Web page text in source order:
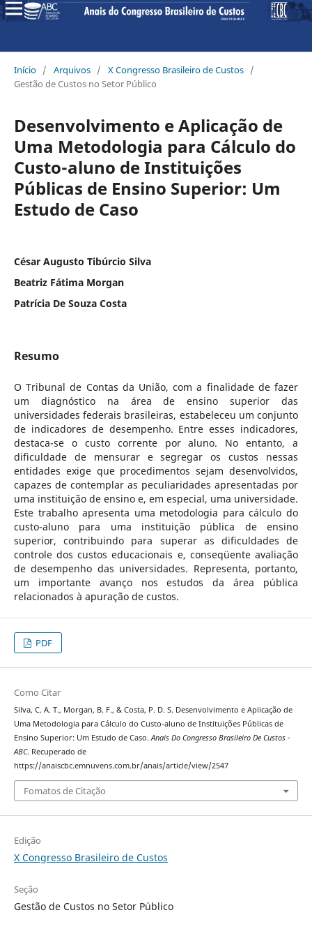
Início / Arquivos / X Congresso Brasileiro de Custos /
Gestão de Custos no Setor Público
Desenvolvimento e Aplicação de
Uma Metodologia para Cálculo do
Custo-aluno de Instituições
Públicas de Ensino Superior: Um
Estudo de Caso
César Augusto Tibúrcio Silva
Beatriz Fátima Morgan
Patrícia De Souza Costa
Resumo
O Tribunal de Contas da União, com a finalidade de fazer
um diagnóstico na área de ensino superior das
universidades federais brasileiras, estabeleceu um conjunto
de indicadores de desempenho. Entre esses indicadores,
destaca-se o custo corrente por aluno. No entanto, a
dificuldade de mensurar e segregar os custos nessas
entidades exige que procedimentos sejam desenvolvidos,
capazes de contemplar as peculiaridades apresentadas por
uma instituição de ensino e, em especial, uma universidade.
Este trabalho apresenta uma metodologia para cálculo do
custo-aluno para uma instituição pública de ensino
superior, contribuindo para superar as dificuldades de
controle dos custos educacionais e, conseqüente avaliação
de desempenho das universidades. Representa, portanto,
um importante avanço nos estudos da área pública
relacionados à apuração de custos.
PDF
Como Citar
Silva, C. A. T., Morgan, B. F., & Costa, P. D. S. Desenvolvimento e Aplicação de
Uma Metodologia para Cálculo do Custo-aluno de Instituições Públicas de
Ensino Superior: Um Estudo de Caso.Anais Do Congresso Brasileiro De Custos -
ABC. Recuperado de
https://anaiscbc.emnuvens.com.br/anais/article/view/2547
Fomatos de Citação
Edição
X Congresso Brasileiro de Custos
Seção
Gestão de Custos no Setor Público